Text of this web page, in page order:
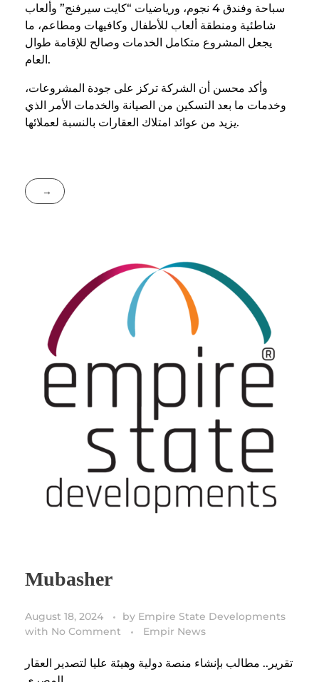
سباحة وفندق 4 نجوم، ورياضيات “كايت سيرفنج” وألعاب
شاطئية ومنطقة ألعاب للأطفال وكافيهات ومطاعم، ما
يجعل المشروع متكامل الخدمات وصالح للإقامة طوال
العام.
وأكد محسن أن الشركة تركز على جودة المشروعات،
وخدمات ما بعد التسكين من الصيانة والخدمات الأمر الذي
يزيد من عوائد امتلاك العقارات بالنسبة لعملائها.
Mubasher
August 18, 2024 by Empire State Developments
with No Comment Empir News
تقرير.. مطالب بإنشاء منصة دولية وهيئة عليا لتصدير العقار